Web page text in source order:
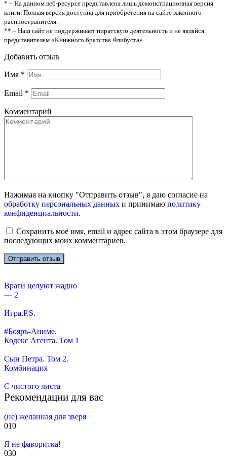
* – На данном веб-ресурсе представлена лишь демонстрационная версия
книги. Полная версия доступна для приобретения на сайте законного
распространителя.
** – Наш сайт не поддерживает пиратскую деятельность и не являйся
представителем «Книжного братства Флибуста»
Добавить отзыв
Имя *
Email *
Комментарий
Нажимая на кнопку "Отправить отзыв", я даю согласие на
обработку персональных данных и принимаю политику
конфиденциальности.
Сохранить моё имя, email и адрес сайта в этом браузере для
последующих моих комментариев.
Враги целуют жадно
— 2
Игра.P.S.
#Бояръ-Аниме.
Кодекс Агента. Том 1
Сын Петра. Том 2.
Комбинация
С чистого листа
Рекомендации для вас
(не) желанная для зверя
010
Я не фаворитка!
030